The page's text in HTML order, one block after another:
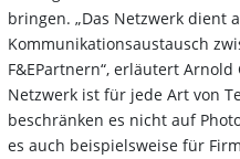
bringen. „Das Netzwerk dient
Kommunikationsaustausch
F&EPartnern“, erläutert
Netzwerk ist für jede Art von
beschränken es nicht auf
es auch beispielsweise für